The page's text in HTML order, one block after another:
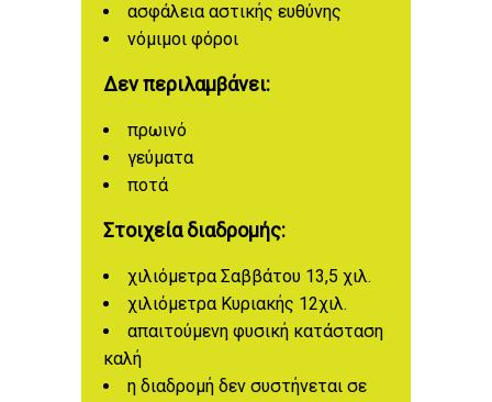
ασφάλεια αστικής ευθύνης
νόμιμοι φόροι
Δεν περιλαμβάνει:
πρωινό
γεύματα
ποτά
Στοιχεία διαδρομής:
χιλιόμετρα Σαββάτου 13,5 χιλ.
χιλιόμετρα Κυριακής 12χιλ.
απαιτούμενη φυσική κατάσταση
καλή
η διαδρομή δεν συστήνεται σε